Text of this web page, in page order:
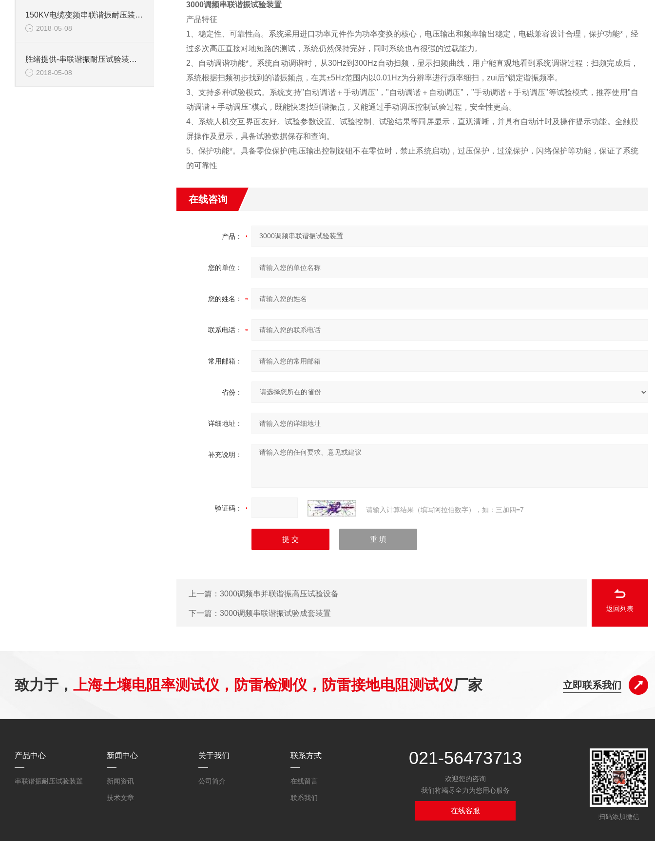
150KV电缆变频串联谐振耐压装置介绍
2018-05-08
胜绪提供-串联谐振耐压试验装置主要功能
2018-05-08
3000调频串联谐振试验装置
产品特征
1、稳定性、可靠性高。系统采用进口功率元件作为功率变换的核心，电压输出和频率输出稳定，电磁兼容设计合理，保护功能*，经
过多次高压直接对地短路的测试，系统仍然保持完好，同时系统也有很强的过载能力。
2、自动调谐功能*。系统自动调谐时，从30Hz到300Hz自动扫频，显示扫频曲线，用户能直观地看到系统调谐过程；扫频完成后，
系统根据扫频初步找到的谐振频点，在其±5Hz范围内以0.01Hz为分辨率进行频率细扫，zui后*锁定谐振频率。
3、支持多种试验模式。系统支持"自动调谐＋手动调压"，"自动调谐＋自动调压"，"手动调谐＋手动调压"等试验模式，推荐使用"自
动调谐＋手动调压"模式，既能快速找到谐振点，又能通过手动调压控制试验过程，安全性更高。
4、系统人机交互界面友好。试验参数设置、试验控制、试验结果等同屏显示，直观清晰，并具有自动计时及操作提示功能。全触摸
屏操作及显示，具备试验数据保存和查询。
5、保护功能*。具备零位保护(电压输出控制旋钮不在零位时，禁止系统启动)，过压保护，过流保护，闪络保护等功能，保证了系统
的可靠性
在线咨询
产品：
您的单位：
您的姓名：
联系电话：
常用邮箱：
省份：
详细地址：
补充说明：
验证码： 请输入计算结果（填写阿拉伯数字），如：三加四=7
上一篇： 3000调频串并联谐振高压试验设备
下一篇： 3000调频串联谐振试验成套装置
返回列表
致力于， 上海土壤电阻率测试仪，防雷检测仪，防雷接地电阻测试仪厂家 立即联系我们
产品中心
串联谐振耐压试验装置
新闻中心
新闻资讯
技术文章
关于我们
公司简介
联系方式
在线留言
联系我们
021-56473713
欢迎您的咨询
我们将竭尽全力为您用心服务
在线客服
扫码添加微信